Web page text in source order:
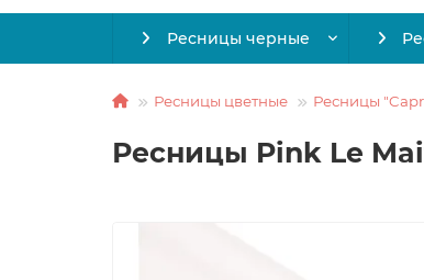
Ресницы черные
Ресницы цветные Ресницы
Ресницы Pink Le